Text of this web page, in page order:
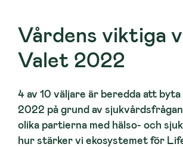
Vårdens viktiga
Valet 2022
4 av 10 väljare är beredda att
2022 på grund av
olika partierna med hälso- och
hur stärker vi ekosystemet för